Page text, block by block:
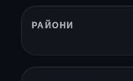
РАЙОНИ